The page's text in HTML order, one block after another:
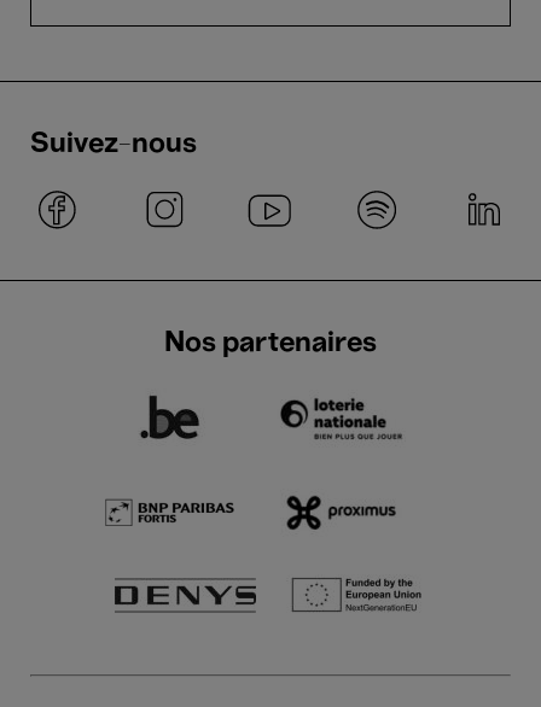
Suivez-nous
Nos partenaires